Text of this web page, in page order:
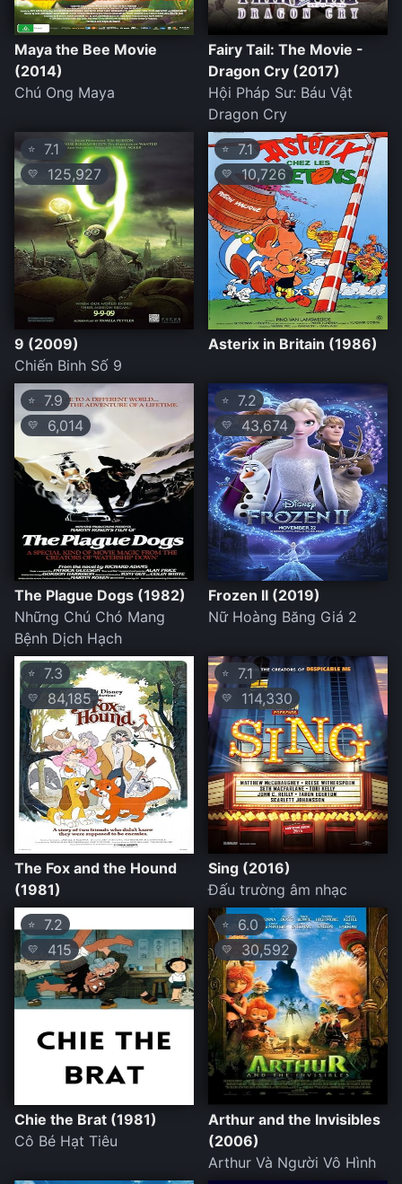
Maya the Bee Movie
(2014)
Chú Ong Maya
Fairy Tail: The Movie -
Dragon Cry (2017)
Hội Pháp Sư: Báu Vật
Dragon Cry
⭐ 7.1
💛 125,927
9 (2009)
Chiến Binh Số 9
⭐ 7.1
💛 10,726
Asterix in Britain (1986)
⭐ 7.9
💛 6,014
The Plague Dogs (1982)
Những Chú Chó Mang
Bệnh Dịch Hạch
⭐ 7.2
💛 43,674
Frozen II (2019)
Nữ Hoàng Băng Giá 2
⭐ 7.3
💛 84,185
The Fox and the Hound
(1981)
⭐ 7.1
💛 114,330
Sing (2016)
Đấu trường âm nhạc
⭐ 7.2
💛 415
Chie the Brat (1981)
Cô Bé Hạt Tiêu
⭐ 6.0
💛 30,592
Arthur and the Invisibles
(2006)
Arthur Và Người Vô Hình